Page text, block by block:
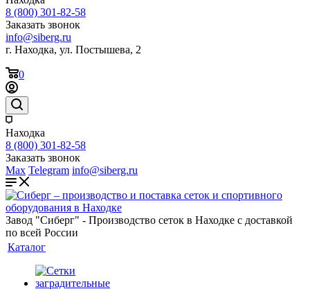
8 (800) 301-82-58
Заказать звонок
info@siberg.ru
г. Находка, ул. Постышева, 2
0
Находка
8 (800) 301-82-58
Заказать звонок
Max Telegram info@siberg.ru
Завод "Сиберг" - Производство сеток в Находке с доставкой
по всей России
Каталог